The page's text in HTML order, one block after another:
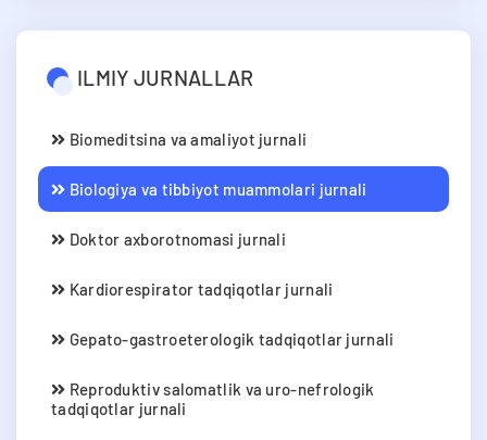
ILMIY JURNALLAR
Biomeditsina va amaliyot jurnali
Biologiya va tibbiyot muammolari jurnali
Doktor axborotnomasi jurnali
Kardiorespirator tadqiqotlar jurnali
Gepato-gastroeterologik tadqiqotlar jurnali
Reproduktiv salomatlik va uro-nefrologik
tadqiqotlar jurnali